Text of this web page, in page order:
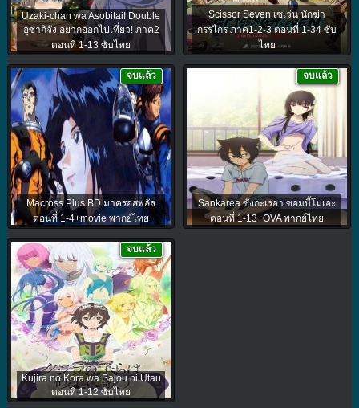
Uzaki-chan wa Asobitai! Double
อุซากิจัง อยากออกไปเที่ยว! ภาค2
ตอนที่ 1-13 ซับไทย
Scissor Seven เซเว่น นักฆ่า
กรรไกร ภาค1-2-3 ตอนที่ 1-34 ซับ
ไทย
Macross Plus BD มาครอสพลัส
ตอนที่ 1-4+movie พากย์ไทย
จบแล้ว
Sankarea ซังกะเรอา ซอมบี้โมเอะ
ตอนที่ 1-13+OVA พากย์ไทย
จบแล้ว
Kujira no Kora wa Sajou ni Utau
ตอนที่ 1-12 ซับไทย
จบแล้ว